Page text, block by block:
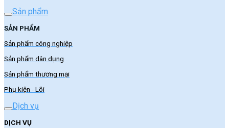
Sản phẩm
SẢN PHẨM
Sản phẩm công nghiệp
Sản phẩm dân dụng
Sản phẩm thương mại
Phụ kiện - Lõi
Dịch vụ
DỊCH VỤ